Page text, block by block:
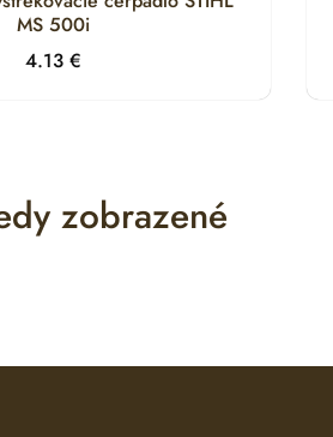
MS 500i
4.13€
zobrazené